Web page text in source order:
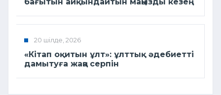
бағытын айқындайтын маңызды кезең
20 шілде, 2026
«Кітап оқитын ұлт»: ұлттық әдебиетті
дамытуға жаңа серпін